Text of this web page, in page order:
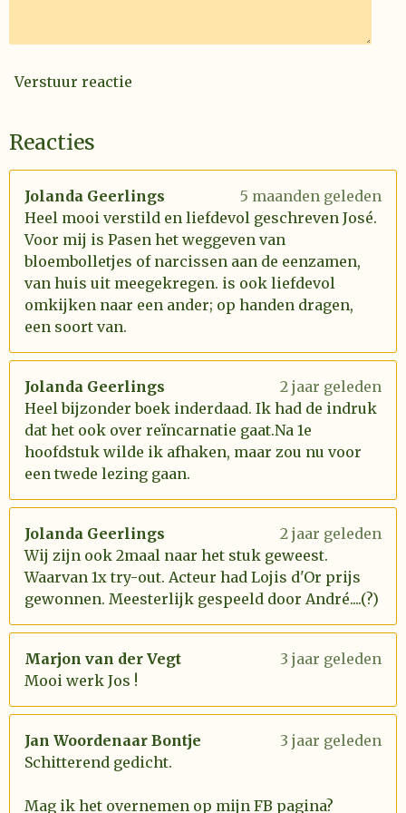
Verstuur reactie
Reacties
Jolanda Geerlings
5 maanden geleden
Heel mooi verstild en liefdevol geschreven José.
Voor mij is Pasen het weggeven van
bloembolletjes of narcissen aan de eenzamen,
van huis uit meegekregen. is ook liefdevol
omkijken naar een ander; op handen dragen,
een soort van.
Jolanda Geerlings
2 jaar geleden
Heel bijzonder boek inderdaad. Ik had de indruk
dat het ook over reïncarnatie gaat.Na 1e
hoofdstuk wilde ik afhaken, maar zou nu voor
een twede lezing gaan.
Jolanda Geerlings
2 jaar geleden
Wij zijn ook 2maal naar het stuk geweest.
Waarvan 1x try-out. Acteur had Lojis d'Or prijs
gewonnen. Meesterlijk gespeeld door André....(?)
Marjon van der Vegt
3 jaar geleden
Mooi werk Jos !
Jan Woordenaar Bontje
3 jaar geleden
Schitterend gedicht.
Mag ik het overnemen op mijn FB pagina?